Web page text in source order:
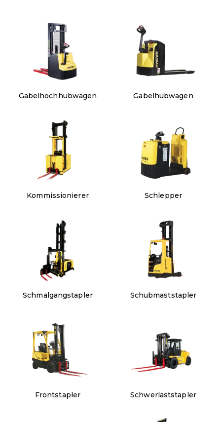
Gabelhochhubwagen Gabelhubwagen
Kommissionierer Schlepper
Schmalgangstapler Schubmaststapler
Frontstapler Schwerlaststapler